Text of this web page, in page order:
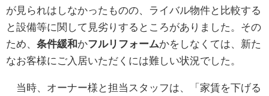
が見られはしなかったものの、ライバル物件と比較する
と設備等に関して見劣りするところがありました。その
ため、 条件緩和かフルリフォームかをしなくては、新た
なお客様にご入居いただくには難しい状況でした。
当時、オーナー様と担当スタッフは、「家賃を下げる